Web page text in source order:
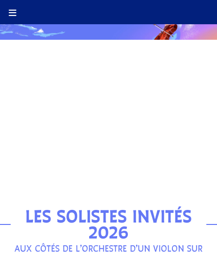
LES SOLISTES INVITÉS
2026
AUX CÔTÉS DE L’ORCHESTRE D’UN VIOLON SUR